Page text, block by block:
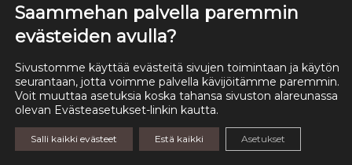
Toimitus- ja maksuehdot
Evästeasetukset
Tietosuojaseloste
F
a
c
I
n
s
Saammehan palvella paremmin
evästeiden avulla?
Sivustomme käyttää evästeitä sivujen toimintaan ja käytön
seurantaan, jotta voimme palvella kävijöitämme paremmin.
Voit muuttaa asetuksia koska tahansa sivuston alareunassa
olevan Evästeasetukset-linkin kautta.
Salli kaikki evästeet Estä kaikki Asetukset